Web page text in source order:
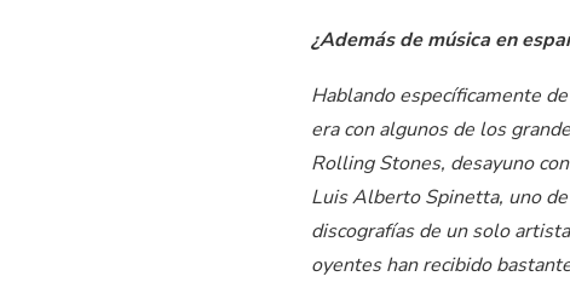
¿Además de música en
Hablando específicamente
era con algunos de los
Rolling Stones, desayuno
Luis Alberto Spinetta, uno
discografías de un solo
oyentes han recibido